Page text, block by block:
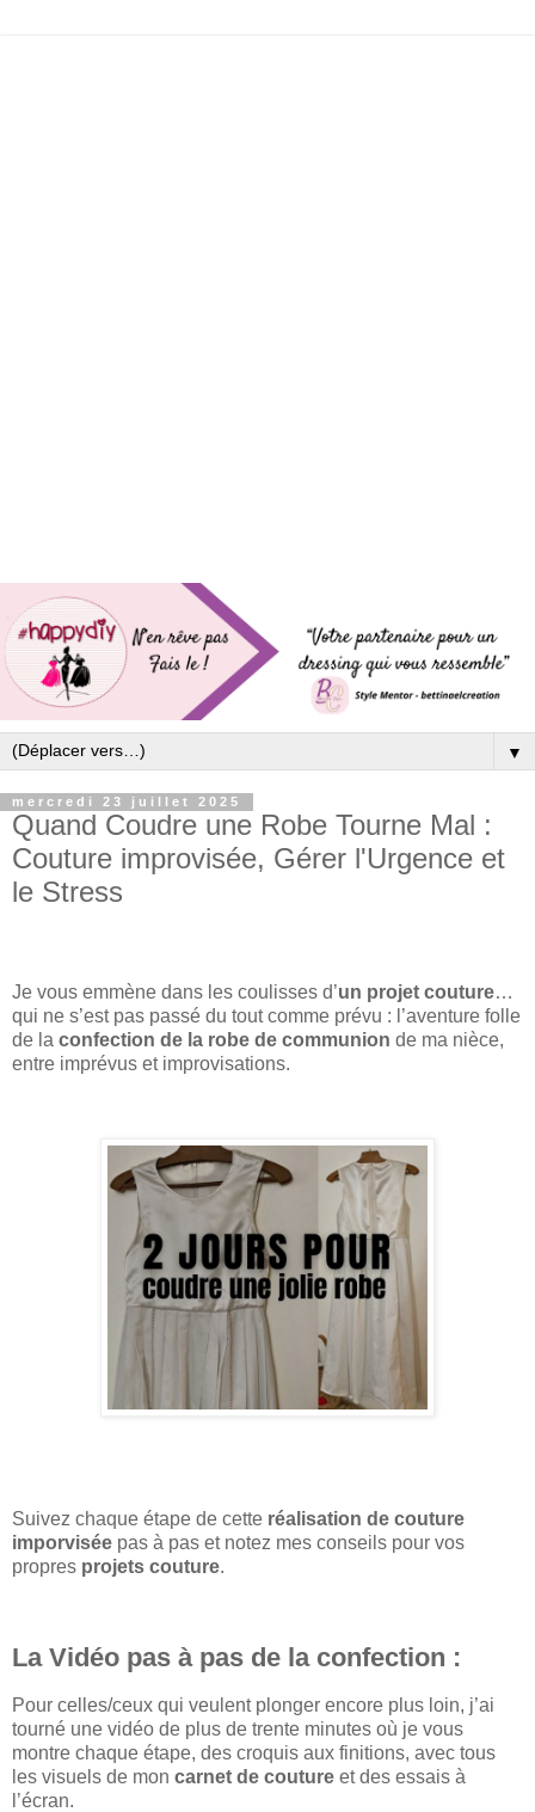
▼
mercredi 23 juillet 2025
Quand Coudre une Robe Tourne Mal :
Couture improvisée, Gérer l'Urgence et
le Stress
Je vous emmène dans les coulisses d’un projet couture…
qui ne s’est pas passé du tout comme prévu : l’aventure folle
de la confection de la robe de communion de ma nièce,
entre imprévus et improvisations.
Suivez chaque étape de cette réalisation de couture
imporvisée pas à pas et notez mes conseils pour vos
propres projets couture.
La Vidéo pas à pas de la confection :
Pour celles/ceux qui veulent plonger encore plus loin, j’ai
tourné une vidéo de plus de trente minutes où je vous
montre chaque étape, des croquis aux finitions, avec tous
les visuels de mon carnet de couture et des essais à
l’écran.